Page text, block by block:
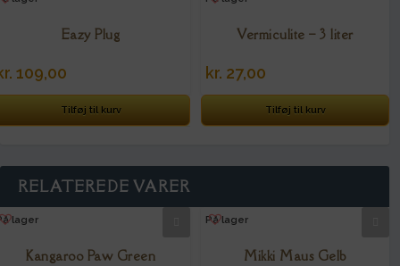
Eazy Plug
109,00
Tilføj til kurv
Vermiculite – 3 liter
kr. 27,00
Tilføj til kurv
RELATEREDE VARER
lager
Kangaroo Paw Green
På lager
Mikki Maus Gelb